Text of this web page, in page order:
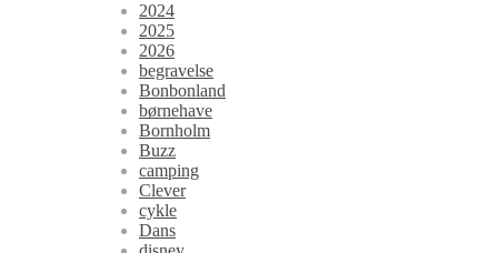
2024
2025
2026
begravelse
Bonbonland
børnehave
Bornholm
Buzz
camping
Clever
cykle
Dans